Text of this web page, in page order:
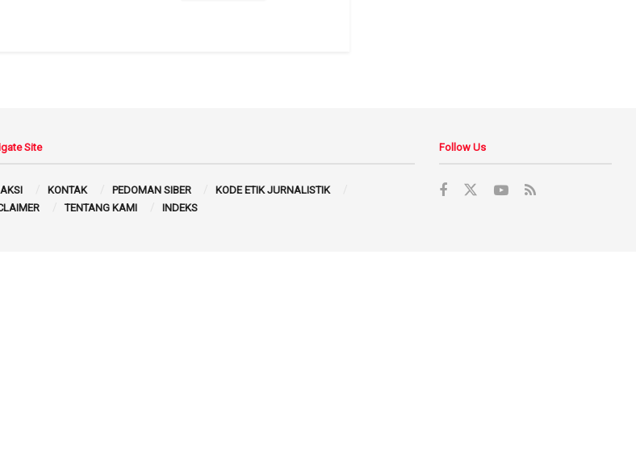
Site
KONTAK PEDOMAN SIBER
KODE ETIK JURNALISTIK
TENTANG KAMI INDEKS
Follow Us